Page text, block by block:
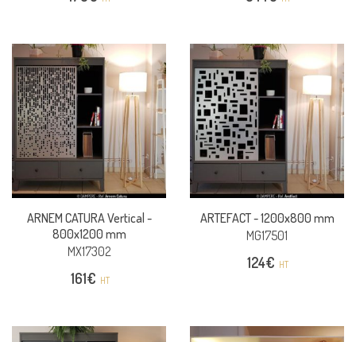
ARNEM CATURA Vertical -
800x1200 mm
MX17302
161€ HT
ARTEFACT -1200x800 mm
MG17501
124€ HT